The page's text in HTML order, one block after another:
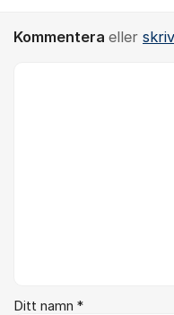
Kommentera eller
Ditt namn *